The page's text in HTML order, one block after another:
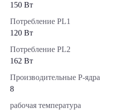
150 Вт
Потребление PL1
120 Вт
Потребление PL2
162 Вт
Производительные Р-ядра
8
рабочая температура